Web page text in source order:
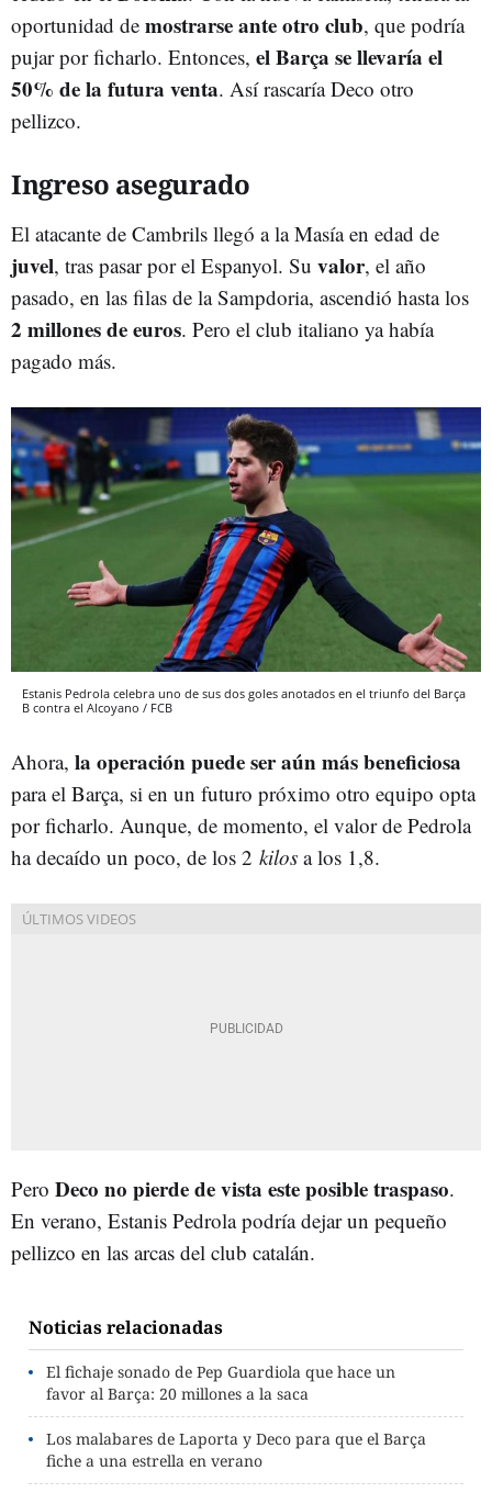
oportunidad de mostrarse ante otro club, que podría
pujar por ficharlo. Entonces, el Barça se llevaría el
50% de la futura venta. Así rascaría Deco otro
pellizco.
Ingreso asegurado
El atacante de Cambrils llegó a la Masía en edad de
juvel, tras pasar por el Espanyol. Su valor, el año
pasado, en las filas de la Sampdoria, ascendió hasta los
2 millones de euros. Pero el club italiano ya había
pagado más.
Estanis Pedrola celebra uno de sus dos goles anotados en el triunfo del Barça
B contra el Alcoyano / FCB
Ahora, la operación puede ser aún más beneficiosa
para el Barça, si en un futuro próximo otro equipo opta
por ficharlo. Aunque, de momento, el valor de Pedrola
ha decaído un poco, de los 2 kilos a los 1,8.
Pero Deco no pierde de vista este posible traspaso.
En verano, Estanis Pedrola podría dejar un pequeño
pellizco en las arcas del club catalán.
Noticias relacionadas
El fichaje sonado de Pep Guardiola que hace un
favor al Barça: 20 millones a la saca
Los malabares de Laporta y Deco para que el Barça
fiche a una estrella en verano